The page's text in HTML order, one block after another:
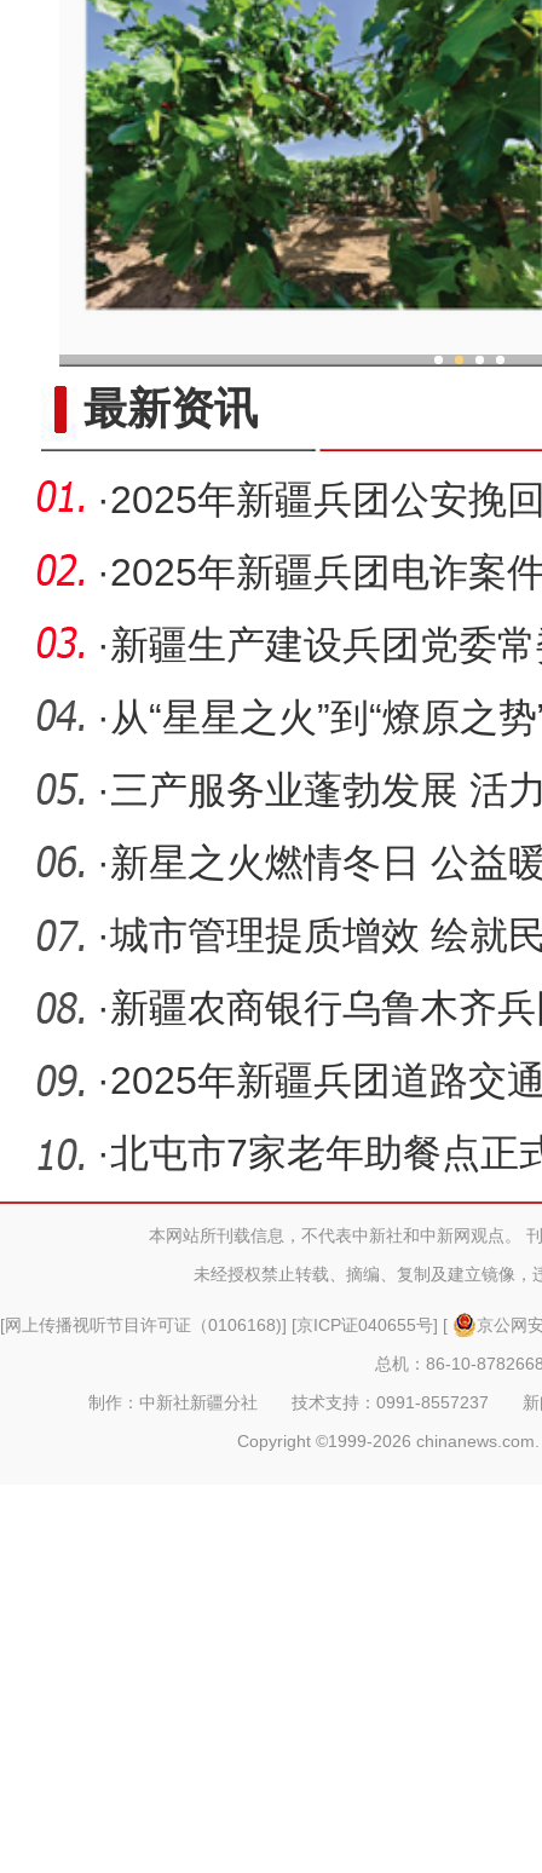
最新资讯
·2025年新疆兵团公安挽
2亿余元
·2025年新疆兵团电诈案
下降”
·新疆生产建设兵团党委
接受审查
· 从“星星之火”到“燎原之势
·三产服务业蓬勃发展 活
·新星之火燃情冬日 公益
·城市管理提质增效 绘就
·新疆农商银行乌鲁木齐
·2025年新疆兵团道路交
·北屯市7家老年助餐点正
本网站所刊载信息，不代表中新社和中新网观点。
未经授权禁止转载、摘编、复制及建立镜像，
[网上传播视听节目许可证（0106168)] [京ICP证040655号] [
京公网
总机：86-10-
制作：中新社新疆分社 技术支持：0991-8557237
Copyright ©1999-2026